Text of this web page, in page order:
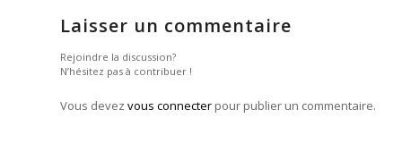
Laisser un commentaire
Rejoindre la discussion?
N’hésitez pas à contribuer !
Vous devez vous connecter pour publier un commentaire.